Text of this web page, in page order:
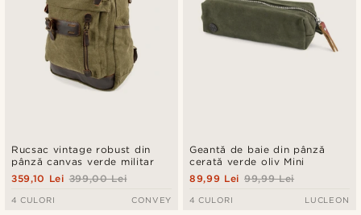
Rucsac vintage robust din
pânză canvas verde militar
399,00 Lei
359,10 Lei
4 CULORI CONVEY
Geantă de baie din pânză
cerată verde oliv Mini
99,99 Lei
89,99 Lei
4 CULORI LUCLEON